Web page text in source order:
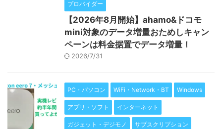
プロバイダー
【2026年8月開始】ahamo&ドコモ
mini対象のデータ増量おためしキャン
ペーンは料金据置でデータ増量！
2026/7/31
PC・パソコン WiFi・Network・BT Windows
アプリ・ソフト インターネット
ガジェット・デジモノ サブスクリプション